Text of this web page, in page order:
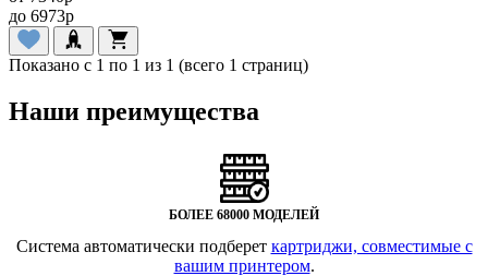
до 6973p
Показано с 1 по 1 из 1 (всего 1 страниц)
Наши преимущества
БОЛЕЕ 68000 МОДЕЛЕЙ
Система автоматически подберет картриджи, совместимые с
вашим принтером.